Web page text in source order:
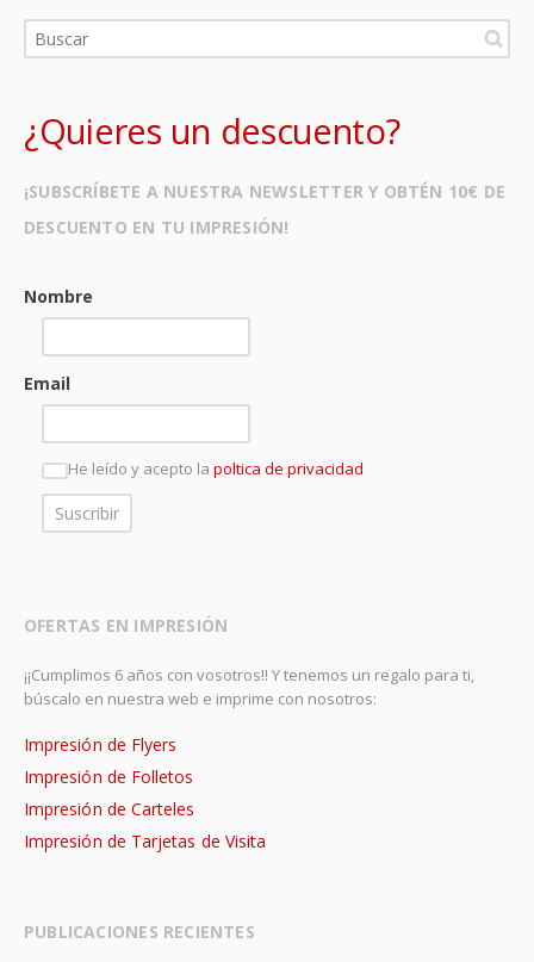
¿Quieres un descuento?
¡SUBSCRÍBETE A NUESTRA NEWSLETTER Y OBTÉN 10€ DE
DESCUENTO EN TU IMPRESIÓN!
Nombre
Email
He leído y acepto la poltica de privacidad
OFERTAS EN IMPRESIÓN
¡¡Cumplimos 6 años con vosotros!! Y tenemos un regalo para ti,
búscalo en nuestra web e imprime con nosotros:
Impresión de Flyers
Impresión de Folletos
Impresión de Carteles
Impresión de Tarjetas de Visita
PUBLICACIONES RECIENTES